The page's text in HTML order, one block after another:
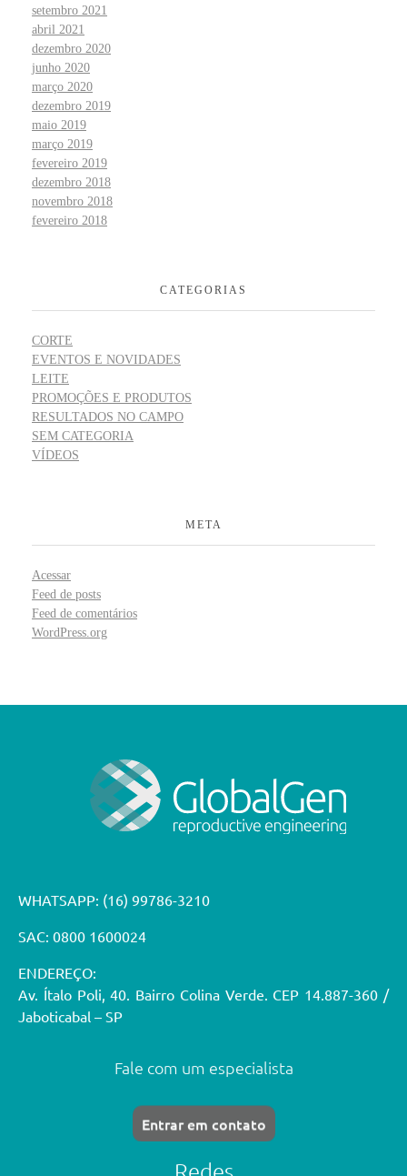
setembro 2021
abril 2021
dezembro 2020
junho 2020
março 2020
dezembro 2019
maio 2019
março 2019
fevereiro 2019
dezembro 2018
novembro 2018
fevereiro 2018
CATEGORIAS
CORTE
EVENTOS E NOVIDADES
LEITE
PROMOÇÕES E PRODUTOS
RESULTADOS NO CAMPO
SEM CATEGORIA
VÍDEOS
META
Acessar
Feed de posts
Feed de comentários
WordPress.org
WHATSAPP: (16) 99786-3210
SAC: 0800 1600024
ENDEREÇO:
Av. Ítalo Poli, 40. Bairro Colina Verde. CEP 14.887-360 /
Jaboticabal – SP
Fale com um especialista
Entrar em contato
Redes